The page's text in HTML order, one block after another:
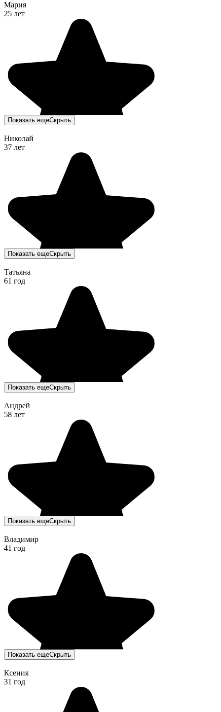
Мария
25 лет
Показать ещеСкрыть
Николай
37 лет
Показать ещеСкрыть
Татьяна
61 год
Показать ещеСкрыть
Андрей
58 лет
Показать ещеСкрыть
Владимир
41 год
Показать ещеСкрыть
Ксения
31 год